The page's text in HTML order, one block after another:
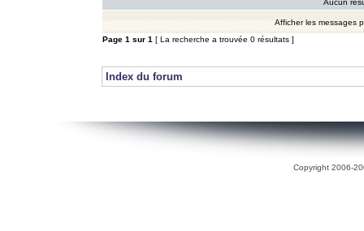
Aucun
Afficher les messages
Page 1 sur 1 [ La recherche a trouvée 0 résultats ]
Index du forum
Copyright 2006-